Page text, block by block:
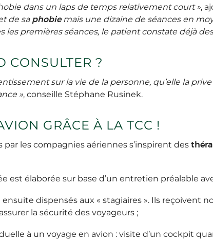
dans un laps de temps relativement court »,
de sa phobiemais une dizaine de séances en
les premières séances, le patient constate déjà
CONSULTER ?
sur la vie de la personne, qu’elle la
», conseille Stéphane Rusinek.
GRÂCE À LA TCC !
les compagnies aériennes s’inspirent des
est élaborée sur base d’un entretien préalable
dispensés aux « stagiaires ». Ils reçoivent
la sécurité des voyageurs ;
à un voyage en avion : visite d’un cockpit